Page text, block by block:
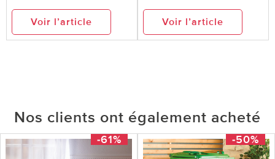
Voir l’article Voir l’article
Nos clients ont également acheté
-61% -50%